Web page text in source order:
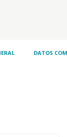
y
DATOS